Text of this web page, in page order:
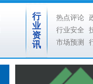
行
业
资
讯
热点评论
行业安全
市场预测